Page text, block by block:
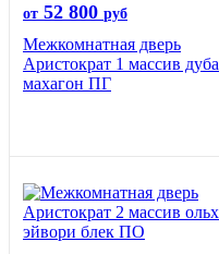
от 52 800 руб
Межкомнатная дверь
Аристократ 1 массив дуба
махагон ПГ